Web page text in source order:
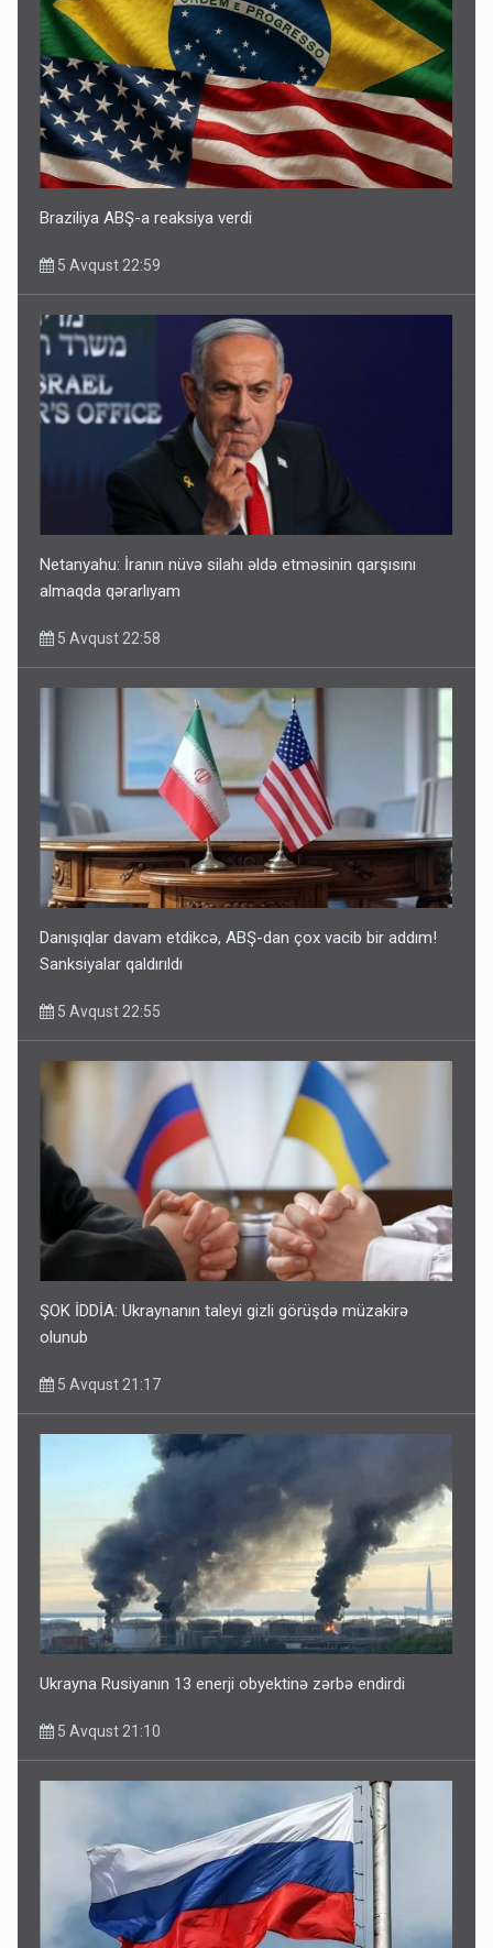
Braziliya ABŞ-a reaksiya verdi
5 Avqust 22:59
Netanyahu: İranın nüvə silahı əldə etməsinin qarşısını
almaqda qərarlıyam
5 Avqust 22:58
Danışıqlar davam etdikcə, ABŞ-dan çox vacib bir addım!
Sanksiyalar qaldırıldı
5 Avqust 22:55
ŞOK İDDİA: Ukraynanın taleyi gizli görüşdə müzakirə
olunub
5 Avqust 21:17
Ukrayna Rusiyanın 13 enerji obyektinə zərbə endirdi
5 Avqust 21:10